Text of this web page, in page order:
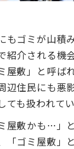
もゴミが山積
紹介される機
屋敷」と呼ば
辺住民にも悪
ても扱われてい
屋敷かも…」
「ゴミ屋敷」